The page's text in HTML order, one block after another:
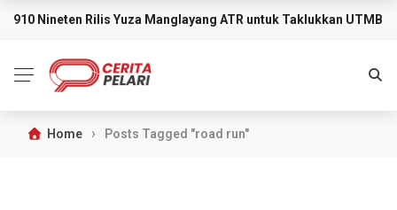
BREAKING NEWS
910 Nineten Rilis Yuza Manglayang ATR untuk Taklukkan UTMB
Home › Posts Tagged "road run"